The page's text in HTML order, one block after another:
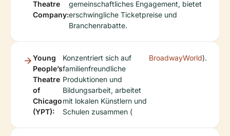
Theatre
Company:
gemeinschaftliches Engagement, bietet
erschwingliche Ticketpreise und
Branchenrabatte.
Young
People’s
Theatre
of
Chicago
(YPT):
Konzentriert sich auf
familienfreundliche
Produktionen und
Bildungsarbeit, arbeitet
mit lokalen Künstlern und
Schulen zusammen (
BroadwayWorld).